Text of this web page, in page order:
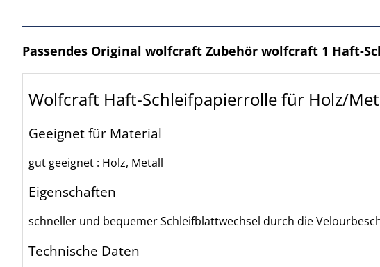
Passendes Original wolfcraft Zubehör wolfcraft 1 Haft-
Wolfcraft Haft-Schleifpapierrolle für Holz/
Geeignet für Material
gut geeignet : Holz, Metall
Eigenschaften
schneller und bequemer Schleifblattwechsel durch die
Technische Daten